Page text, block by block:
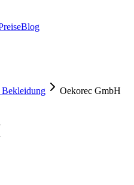
Blog
Oekorec GmbH